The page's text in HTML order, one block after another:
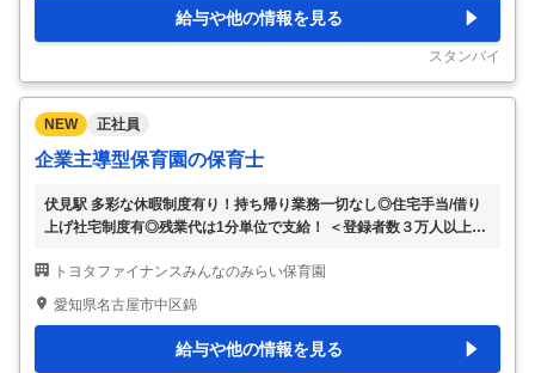
ております 【フィットする人物像】 セルフスターターな方 【職種
名】 【東京：リモート】金融契約管理・債権回収（トヨタグルー
プ） ※土日休み ※年間休日120日以上 【仕事内容】 トヨタグループ
の金融事業を支える…
給与や他の情報を見る
スタンバイ
NEW 正社員
企業主導型保育園の保育士
伏見駅 多彩な休暇制度有り！持ち帰り業務一切なし◎住宅手当/借り
上げ社宅制度有◎残業代は1分単位で支給！ ＜登録者数３万人以上！
育業務全般をお任せします。 <働く特徴> ・年間休日120日程度 / 多彩
な休暇制度 ・持ち帰り業務は一切なし！/ 残業代は1分単位で支給！
ぶことでスキルアップできる環境 ・住宅手当、引越し費用負担、宿
舎借り上げ支援制度などの住宅サポート <保育の特徴> 自分の持ち味
トヨタファイナンスみんなのみらい保育園
愛知県名古屋市中区錦
給与や他の情報を見る